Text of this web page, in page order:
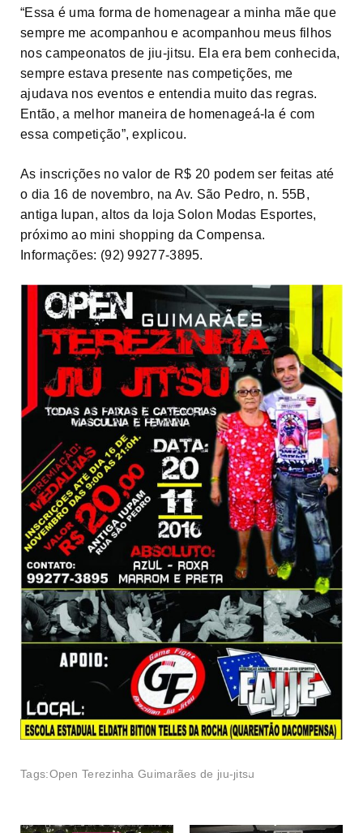
“Essa é uma forma de homenagear a minha mãe que
sempre me acompanhou e acompanhou meus filhos
nos campeonatos de jiu-jitsu. Ela era bem conhecida,
sempre estava presente nas competições, me
ajudava nos eventos e entendia muito das regras.
Então, a melhor maneira de homenageá-la é com
essa competição”, explicou.
As inscrições no valor de R$ 20 podem ser feitas até
o dia 16 de novembro, na Av. São Pedro, n. 55B,
antiga Iupan, altos da loja Solon Modas Esportes,
próximo ao mini shopping da Compensa.
Informações: (92) 99277-3895.
Tags:Open Terezinha Guimarães de jiu-jitsuDisputas de